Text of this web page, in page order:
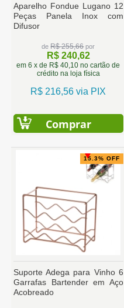
Aparelho Fondue Lugano 12
Peças Panela Inox com
Difusor
deR$ 255,66por
R$ 240,62
em 6 x de R$ 40,10 no cartão de
crédito na loja física
R$ 216,56 via PIX
Comprar
15.3% OFF
Suporte Adega para Vinho 6
Garrafas Bartender em Aço
Acobreado